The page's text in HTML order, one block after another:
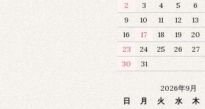
2
3 4 5 6
9
10 11 12 13
16
17 18 19 20
23
24 25 26 27
30
31
2026年9月
日
月 火 水 木